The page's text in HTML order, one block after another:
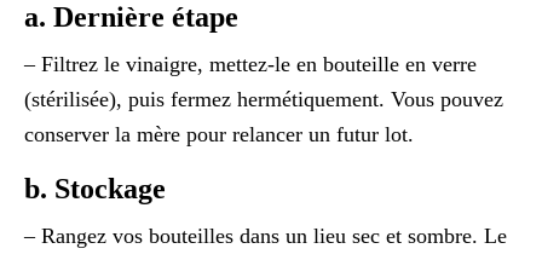
a. Dernière étape
– Filtrez le vinaigre, mettez-le en bouteille en verre
(stérilisée), puis fermez hermétiquement. Vous pouvez
conserver la mère pour relancer un futur lot.
b. Stockage
– Rangez vos bouteilles dans un lieu sec et sombre. Le